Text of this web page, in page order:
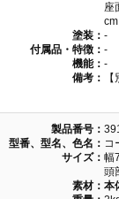
座
cm
塗装： -
付属品・特徴： -
機能： -
備考：
製品番号：
型番、型名、色名： コ
サイズ： 幅
頭
素材： 本